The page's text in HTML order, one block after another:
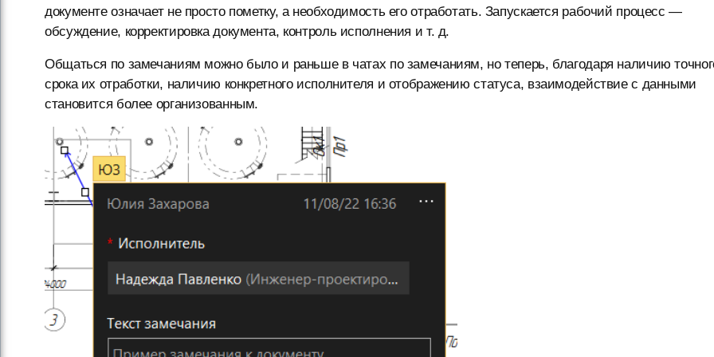
документе означает не просто пометку, а необходимость его отработать. Запускается рабочий процесс —
обсуждение, корректировка документа, контроль исполнения и т. д.
Общаться по замечаниям можно было и раньше в чатах по замечаниям, но теперь, благодаря наличию
срока их отработки, наличию конкретного исполнителя и отображению статуса, взаимодействие с данными
становится более организованным.